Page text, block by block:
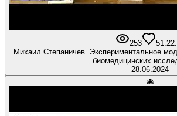
253 5
Михаил Степаничев. Экспериментальное
биомедицинских
28.06.2024
🐙